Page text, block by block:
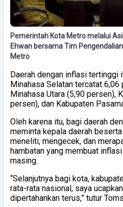
Pemerintah Kota Metro melalui
Ehwan bersama Tim
Metro
Daerah dengan inflasi tertinggi
Minahasa Selatan tercatat 6,06
Minahasa Utara (5,90 persen),
persen), dan Kabupaten
Oleh karena itu, bagi daerah
meminta kepala daerah
meneliti, mengecek, dan
hambatan yang membuat
masing.
“Selanjutnya bagi kota,
rata-rata nasional, saya
dipertahankan terus,” tutur